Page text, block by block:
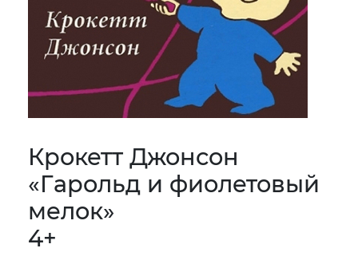
Крокетт Джонсон
«Гарольд и фиолетовый
мелок»
4+